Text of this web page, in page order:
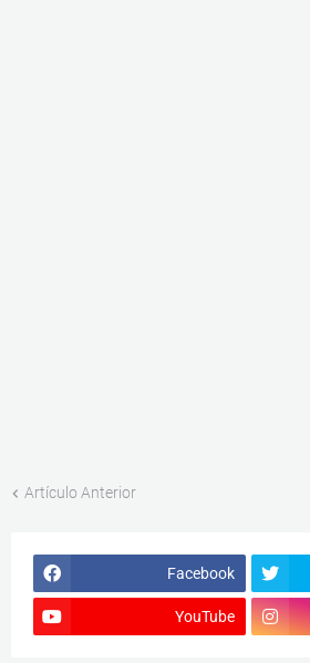
Artículo Anterior
Facebook
YouTube